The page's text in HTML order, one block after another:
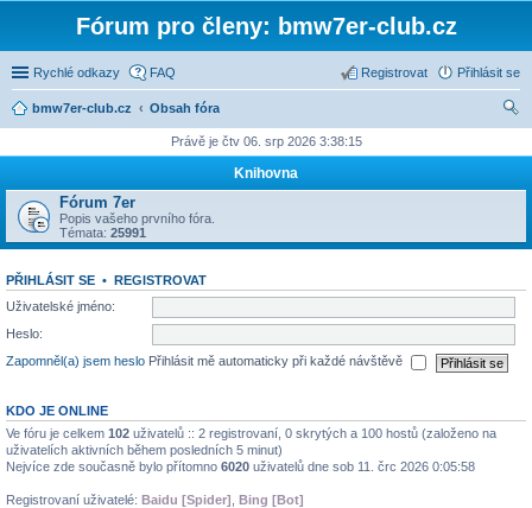
Fórum pro členy: bmw7er-club.cz
Rychlé odkazy FAQ Přihlásit se
Registrovat
bmw7er-club.cz
Obsah fóra
Právě je čtv 06. srp 2026 3:38:15
Knihovna
Fórum 7er
Popis vašeho prvního fóra.
Témata: 25991
PŘIHLÁSIT SE • REGISTROVAT
Uživatelské jméno:
Heslo:
Zapomněl(a) jsem heslo Přihlásit mě automaticky při každé návštěvě
KDO JE ONLINE
Ve fóru je celkem 102 uživatelů :: 2 registrovaní, 0 skrytých a 100 hostů (založeno na
uživatelích aktivních během posledních 5 minut)
Nejvíce zde současně bylo přítomno 6020 uživatelů dne sob 11. črc 2026 0:05:58
Registrovaní uživatelé: Baidu [Spider] Bing [Bot]